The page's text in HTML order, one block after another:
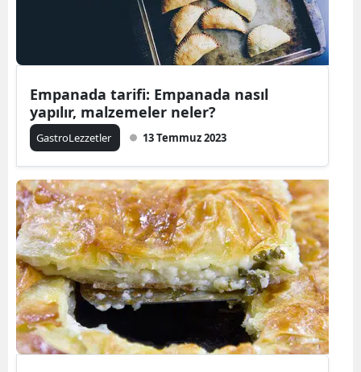
Empanada tarifi: Empanada nasıl
yapılır, malzemeler neler?
GastroLezzetler 13 Temmuz 2023